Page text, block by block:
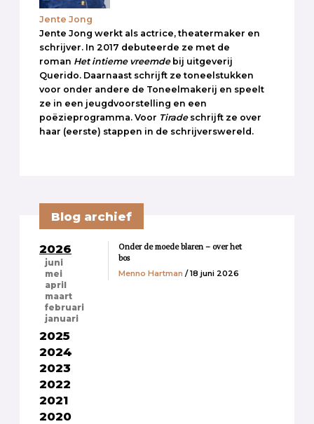
Jente Jong
Jente Jong werkt als actrice, theatermaker en
schrijver. In 2017 debuteerde ze met de
roman Het intieme vreemdebij uitgeverij
Querido. Daarnaast schrijft ze toneelstukken
voor onder andere de Toneelmakerij en speelt
ze in een jeugdvoorstelling en een
poëzieprogramma. Voor Tiradeschrijft ze over
haar (eerste) stappen in de schrijverswereld.
Blog archief
2026
juni
mei
april
maart
februari
januari
2025
2024
2023
2022
2021
2020
Onder de moede blaren – over het
bos
Menno Hartman / 18 juni 2026